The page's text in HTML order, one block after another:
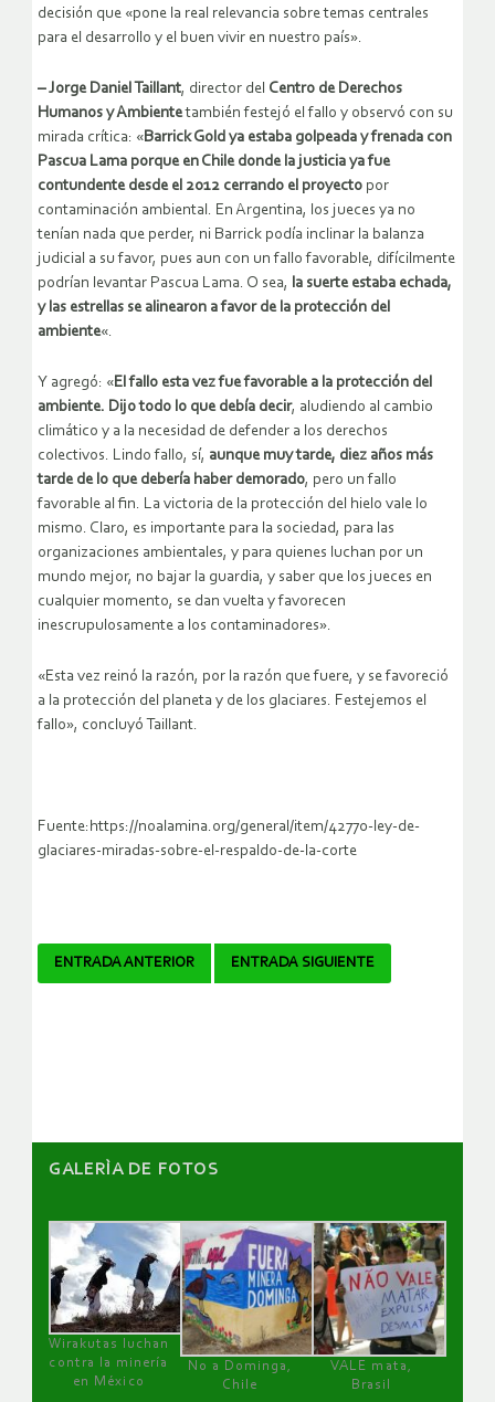
decisión que «pone la real relevancia sobre temas centrales
para el desarrollo y el buen vivir en nuestro país».
– Jorge Daniel Taillant, director del Centro de Derechos
Humanos y Ambientetambién festejó el fallo y observó con su
mirada crítica: «Barrick Gold ya estaba golpeada y frenada con
Pascua Lama porque en Chile donde la justicia ya fue
contundente desde el 2012 cerrando el proyecto por
contaminación ambiental. En Argentina, los jueces ya no
tenían nada que perder, ni Barrick podía inclinar la balanza
judicial a su favor, pues aun con un fallo favorable, difícilmente
podrían levantar Pascua Lama. O sea, la suerte estaba echada,
y las estrellas se alinearon a favor de la protección del
ambiente«.
Y agregó: «El fallo esta vez fue favorable a la protección del
ambiente. Dijo todo lo que debía decir, aludiendo al cambio
climático y a la necesidad de defender a los derechos
colectivos. Lindo fallo, sí, aunque muy tarde, diez años más
tarde de lo que debería haber demorado, pero un fallo
favorable al fin. La victoria de la protección del hielo vale lo
mismo. Claro, es importante para la sociedad, para las
organizaciones ambientales, y para quienes luchan por un
mundo mejor, no bajar la guardia, y saber que los jueces en
cualquier momento, se dan vuelta y favorecen
inescrupulosamente a los contaminadores».
«Esta vez reinó la razón, por la razón que fuere, y se favoreció
a la protección del planeta y de los glaciares. Festejemos el
fallo», concluyó Taillant.
Fuente:https://noalamina.org/general/item/42770-ley-de-
glaciares-miradas-sobre-el-respaldo-de-la-corte
Navegador
ENTRADA ANTERIOR ENTRADA SIGUIENTE
GALERÌA DE FOTOS
Wirakutas luchan
contra la minería
en México
No a Dominga,
Chile
VALE mata,
Brasil